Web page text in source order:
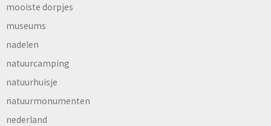
mooiste dorpjes
museums
nadelen
natuurcamping
natuurhuisje
natuurmonumenten
nederland